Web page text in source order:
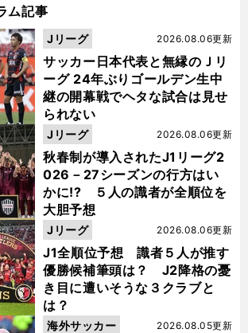
ム記事
サッカー日本代表と無縁のＪリ
ーグ 24年ぶりゴールデン生中
継の開幕戦でヘタな試合は見せ
られない
2026.08.06更新
Jリーグ
秋春制が導入されたJ1リーグ2
026－27シーズンの行方はい
かに!? ５人の識者が全順位を
大胆予想
2026.08.06更新
Jリーグ
J1全順位予想 識者５人が推す
優勝候補筆頭は？ J2降格の憂
き目に遭いそうな３クラブと
は？
2026.08.06更新
Jリーグ
2026.08.05更新
海外サッカー